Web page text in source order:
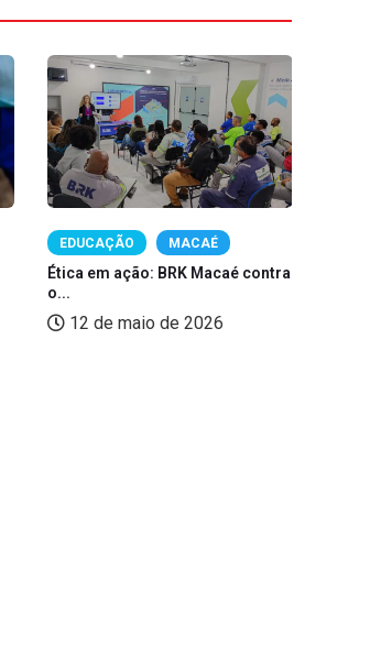
EDUCAÇÃO MACAÉ
Ética em ação: BRK Macaé contra
o...
12 de maio de 2026